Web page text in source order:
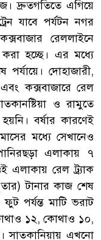
দ্রুতগতিতে এগিয়ে
যাবে পর্যটন নগর
রেললাইনে
করা হচ্ছে। এর মধ্যে
পর্যায়ে। দোহাজারী,
কক্সবাজারে রেল
ও রামুতে
বর্ষার কারণেই
মধ্যে সেখানেও
এলাকায় ৭
এলাকায় রেল ট্র্যাক
টানার কাজ শেষ
পর্যন্ত মাটি ভরাট
১২, কোথাও ১০,
সাতকানিয়ায় এখনো